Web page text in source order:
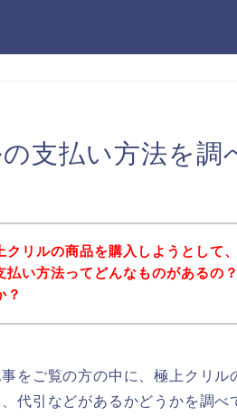
支払い方法を調
クリルの商品を購入しようとして
払い方法ってどんなものがあるの
？
をご覧の方の中に、極上クリ
代引などがあるかどうかを調